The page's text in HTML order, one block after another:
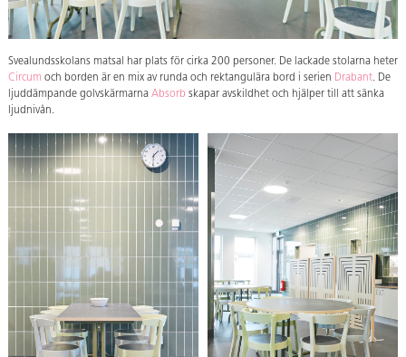
Svealundsskolans matsal har plats för cirka 200 personer. De lackade stolarna heter
Circum och borden är en mix av runda och rektangulära bord i serien Drabant. De
ljuddämpande golvskärmarna Absorb skapar avskildhet och hjälper till att sänka
ljudnivån.